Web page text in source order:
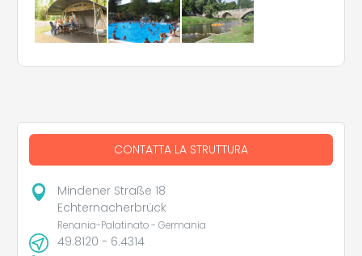
CONTATTA LA STRUTTURA
Mindener Straße 18
Echternacherbrück
Renania-Palatinato - Germania
49.8120 - 6.4314